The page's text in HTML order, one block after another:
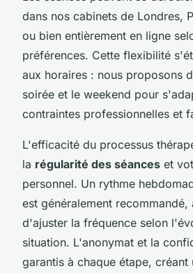
dans nos cabinets de Londres,
ou bien entièrement en ligne
préférences. Cette flexibilité
aux horaires : nous proposons
soirée et le weekend pour
contraintes professionnelles et
L'efficacité du processus
la régularité des séances et
personnel. Un rythme
est généralement
d'ajuster la fréquence selon
situation. L'anonymat et la
garantis à chaque étape, créant